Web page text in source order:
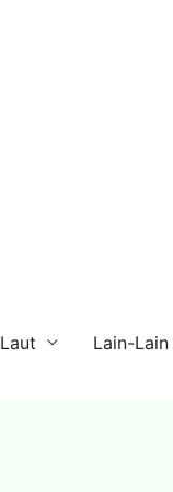
Laut Lain-Lain